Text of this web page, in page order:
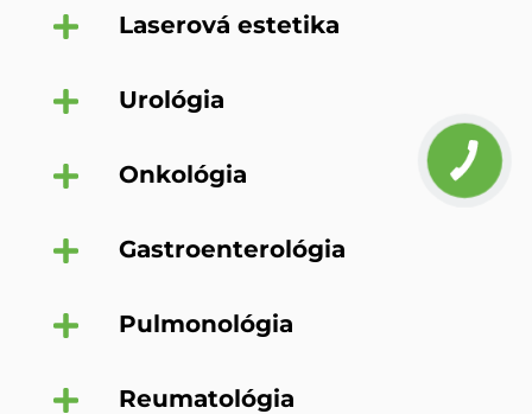
Laserová estetika
Urológia
Onkológia
Gastroenterológia
Pulmonológia
Reumatológia